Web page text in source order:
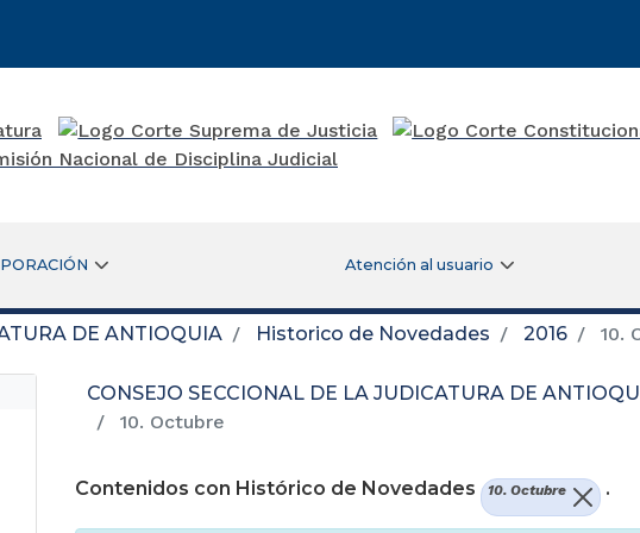
Atención al usuario
DE ANTIOQUIA Historico de Novedades 2016 10.
CONSEJO SECCIONAL DE LA JUDICATURA DE
10. Octubre
Contenidos con Histórico de Novedades 10. Octubre .